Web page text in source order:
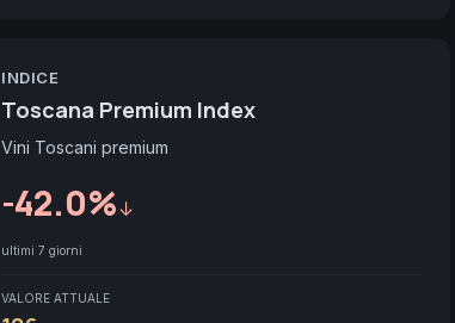
INDICE
Toscana Premium Index
Vini Toscani premium
-42.0%↓
ultimi 7 giorni
VALORE ATTUALE